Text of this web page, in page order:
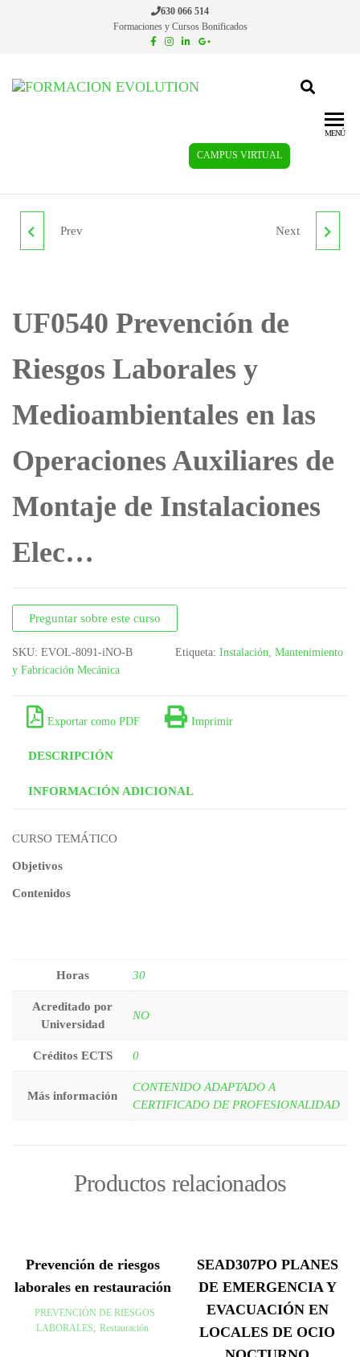
630 066 514
Formaciones y Cursos Bonificados
Formacion
CAMPUS VIRTUAL
MENÚ
UF0537 APLICACIÓN DE
Prev UF0589 PREVENCIÓN
PARA EL MECANIZADO
POR CORTE Y
CONFORMADO
Next
UF0540 Prevención de
Riesgos Laborales y
Medioambientales en las
Operaciones Auxiliares de
Montaje de Instalaciones
Elec…
Preguntar sobre este curso
SKU: EVOL-8091-iNO-B Etiqueta: Instalación, Mantenimiento
y Fabricación Mecánica
Exportar como PDF Imprimir
DESCRIPCIÓN
INFORMACIÓN ADICIONAL
CURSO TEMÁTICO
Objetivos
Contenidos
Horas 30
Acreditado por
Universidad
NO
Créditos ECTS 0
Más información
CONTENIDO ADAPTADO A
CERTIFICADO DE PROFESIONALIDAD
Productos relacionados
Prevención de riesgos
laborales en restauración
PREVENCIÓN DE RIESGOS
LABORALES, Restauración
SEAD307PO PLANES
DE EMERGENCIA Y
EVACUACIÓN EN
LOCALES DE OCIO